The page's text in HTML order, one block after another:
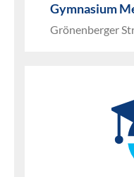
Gymnasium
Grönenberger